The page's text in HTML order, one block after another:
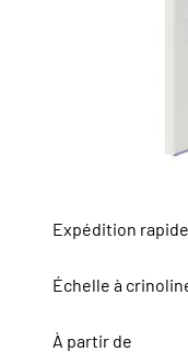
Expédition
Échelle à
À partir de